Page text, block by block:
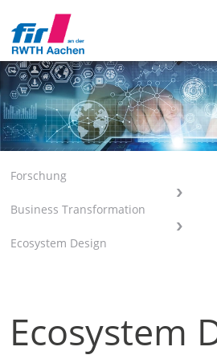
Forschung
Business Transformation
Ecosystem Design
Ecosystem